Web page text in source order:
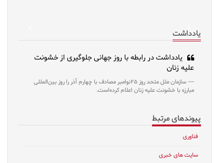
Next
یادداشت
یادداشت در رابطه با روز جهانی جلوگیری از خشونت
علیه زنان
سازمان ملل متحد روز ۲۵نوامبر مصادف با چهارم آذر را روز بین‌المللی
مبارزه با خشونت علیه زنان اعلام کرده‌است.
پیوندهای مرتبط
فناوری
سایت های خبری